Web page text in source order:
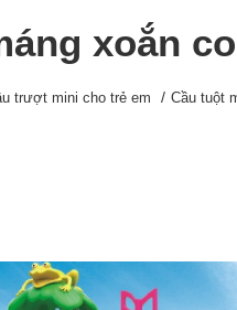
xoắn
trượt mini cho trẻ em Cầu tuột